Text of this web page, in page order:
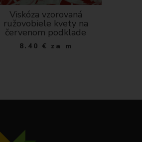
Viskóza vzorovaná
ružovobiele kvety na
červenom podklade
8.40 € za m